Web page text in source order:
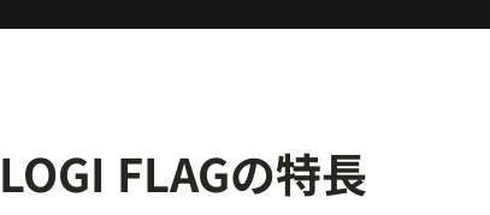
LOGI FLAGの特長